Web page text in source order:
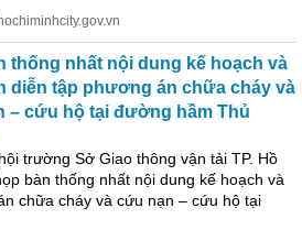
thống nhất nội dung kế hoạch và
diễn tập phương án chữa cháy và
– cứu hộ tại đường hầm Thủ
trường Sở Giao thông vận tải TP. Hồ
bàn thống nhất nội dung kế hoạch và
chữa cháy và cứu nạn – cứu hộ tại